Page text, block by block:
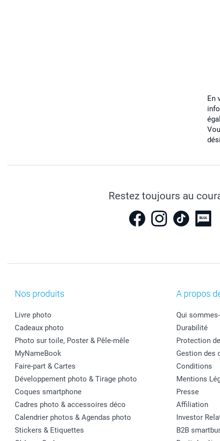
En
Restez toujours au
Nos produits
Livre photo
Cadeaux photo
Photo sur toile, Poster & Pêle-mêle
MyNameBook
Faire-part & Cartes
Développement photo & Tirage photo
Coques smartphone
Cadres photo & accessoires déco
Calendrier photos & Agendas photo
Stickers & Etiquettes
A propos
Qui
Durabilité
Protection
Gestion des
Conditions
Mentions
Presse
Affiliation
Investor
B2B